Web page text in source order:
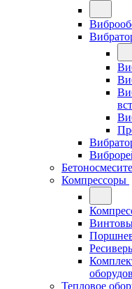
Компрессоры
Тепловое